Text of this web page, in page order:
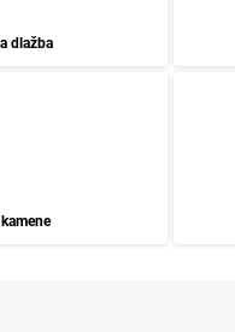
dlažba